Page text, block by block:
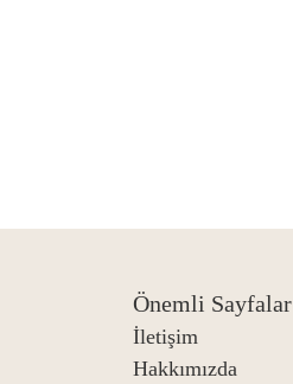
Önemli Sayfalar
İletişim
Hakkımızda